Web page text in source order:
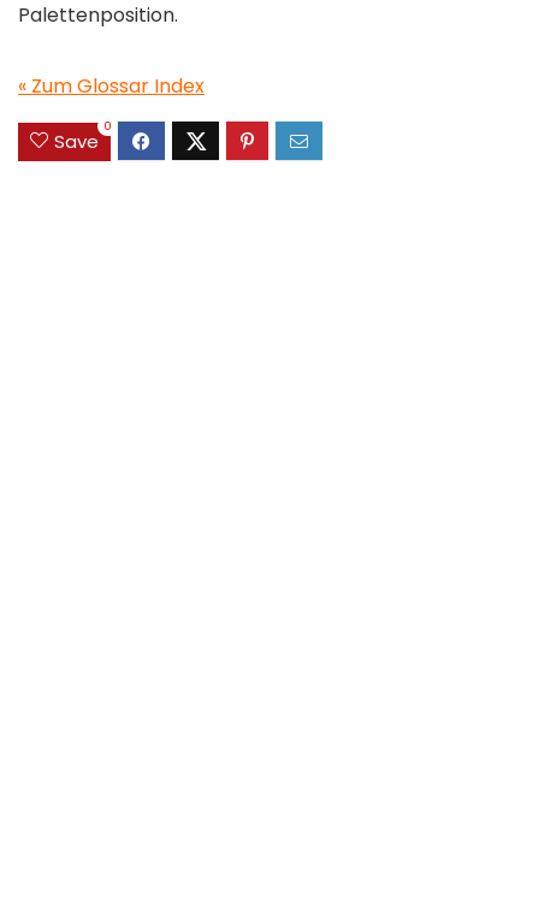
Palettenposition.
« Zum Glossar Index
Save
0